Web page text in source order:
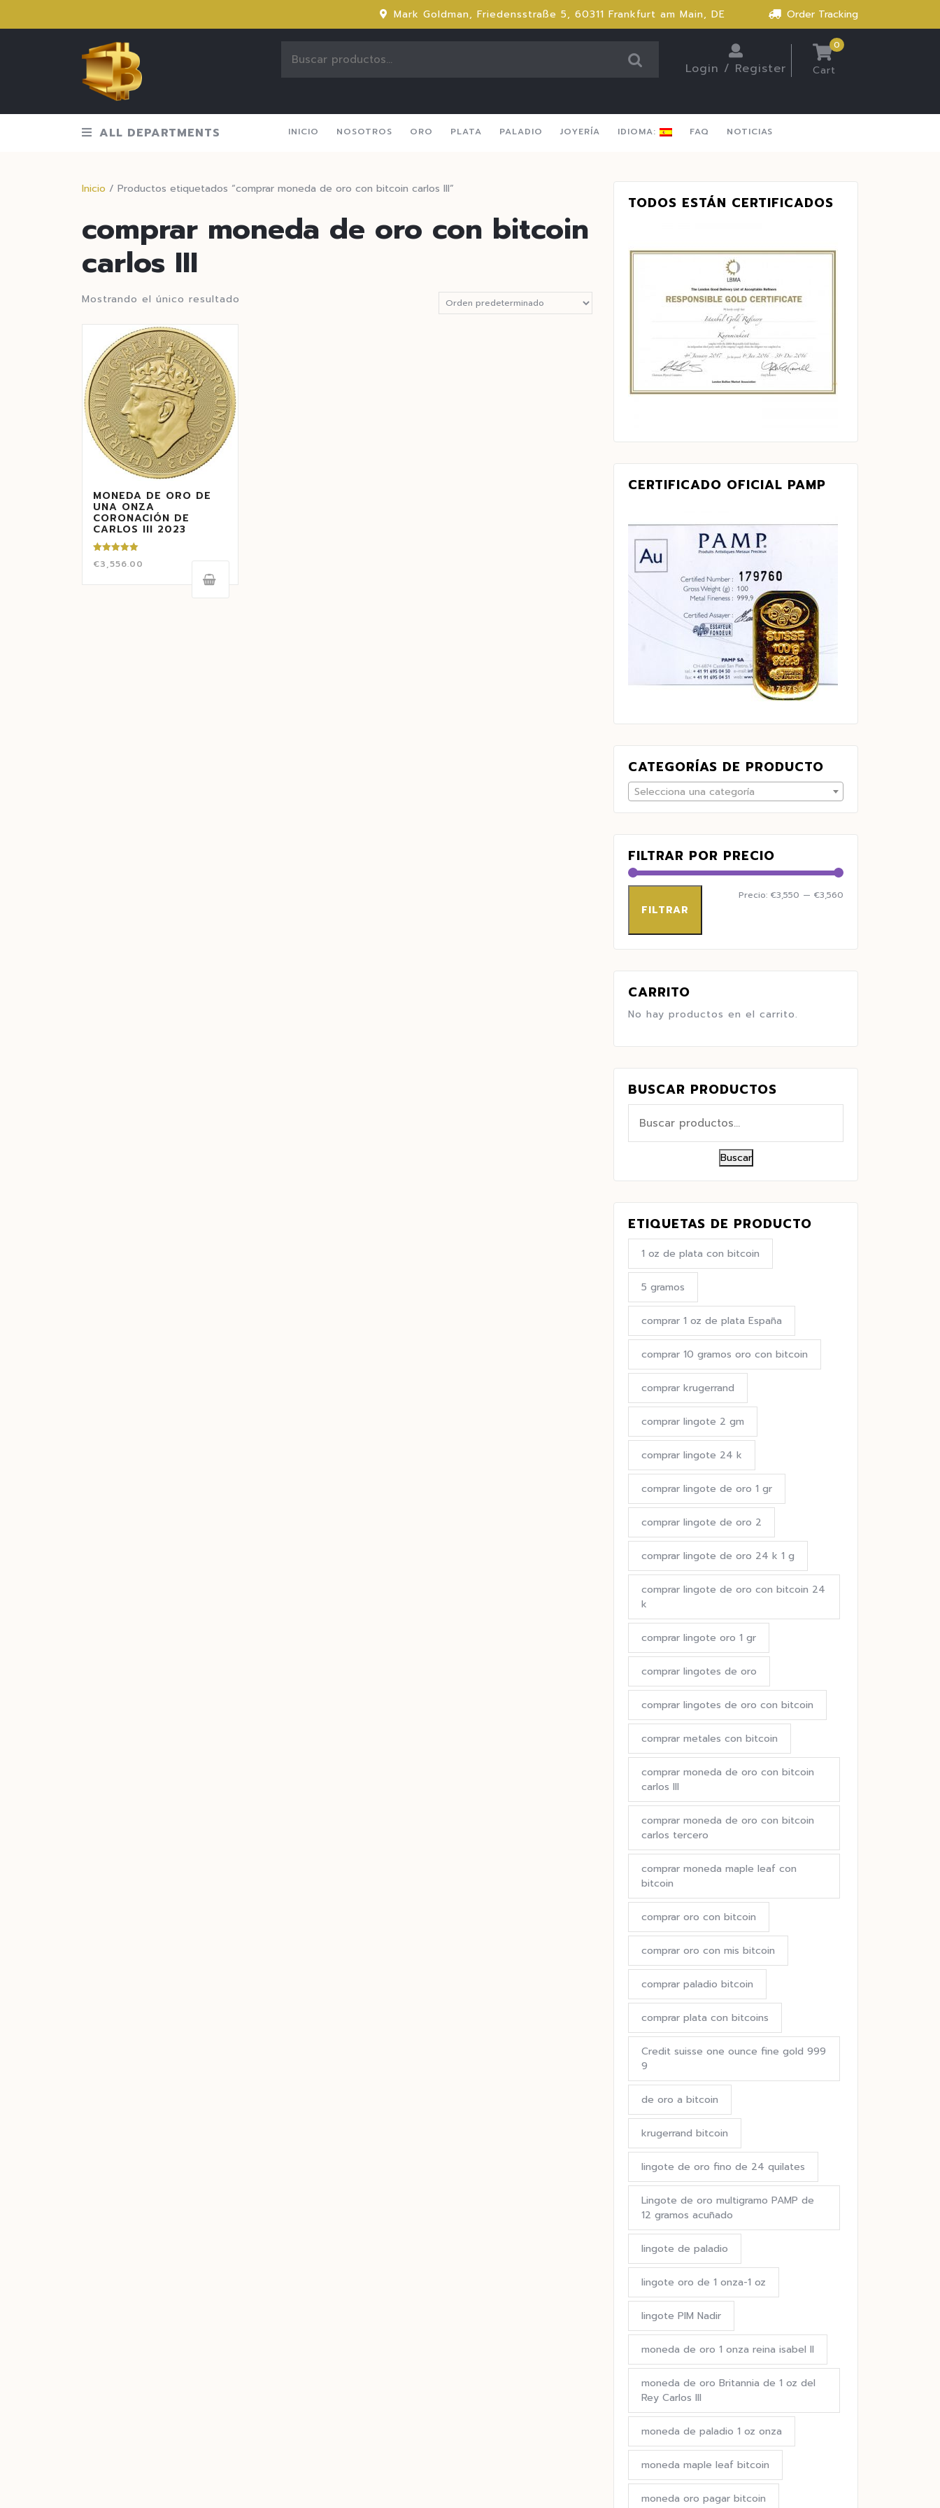
Mark Goldman, Friedensstraße 5, 60311 Frankfurt am Main, DE Order Tracking
Login / Register Cart
0
ALL DEPARTMENTS INICIO NOSOTROS ORO PLATA PALADIO JOYERÍA IDIOMA: FAQ NOTICIAS
Inicio / Productos etiquetados “comprar moneda de oro con bitcoin carlos III”
comprar moneda de oro con bitcoin
carlos III
Mostrando el único resultado
MONEDA DE ORO DE
UNA ONZA
CORONACIÓN DE
CARLOS III 2023
con
€3,556.00
TODOS ESTÁN CERTIFICADOS
CERTIFICADO OFICIAL PAMP
CATEGORÍAS DE PRODUCTO
Selecciona una categoría
FILTRAR POR PRECIO
FILTRAR
Precio: €3,550 — €3,560
CARRITO
No hay productos en el carrito.
BUSCAR PRODUCTOS
Buscar
ETIQUETAS DE PRODUCTO
1 oz de plata con bitcoin
5 gramos
comprar 1 oz de plata España
comprar 10 gramos oro con bitcoin
comprar krugerrand
comprar lingote 2 gm
comprar lingote 24 k
comprar lingote de oro 1 gr
comprar lingote de oro 2
comprar lingote de oro 24 k 1 g
comprar lingote de oro con bitcoin 24
k
comprar lingote oro 1 gr
comprar lingotes de oro
comprar lingotes de oro con bitcoin
comprar metales con bitcoin
comprar moneda de oro con bitcoin
carlos III
comprar moneda de oro con bitcoin
carlos tercero
comprar moneda maple leaf con
bitcoin
comprar oro con bitcoin
comprar oro con mis bitcoin
comprar paladio bitcoin
comprar plata con bitcoins
Credit suisse one ounce fine gold 999
9
de oro a bitcoin
krugerrand bitcoin
lingote de oro fino de 24 quilates
Lingote de oro multigramo PAMP de
12 gramos acuñado
lingote de paladio
lingote oro de 1 onza-1 oz
lingote PIM Nadir
moneda de oro 1 onza reina isabel II
moneda de oro Britannia de 1 oz del
Rey Carlos III
moneda de paladio 1 oz onza
moneda maple leaf bitcoin
moneda oro pagar bitcoin